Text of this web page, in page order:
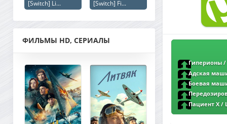
[Switch] Li... [Switch] Fi...
ФИЛЬМЫ HD, СЕРИАЛЫ
Гиперионы /
Portablius | Pazl
Адская
DLRip от New-
Боевая
1080p от New-
New-Team | Pazl
Пациент X /
WEB-DLRip от